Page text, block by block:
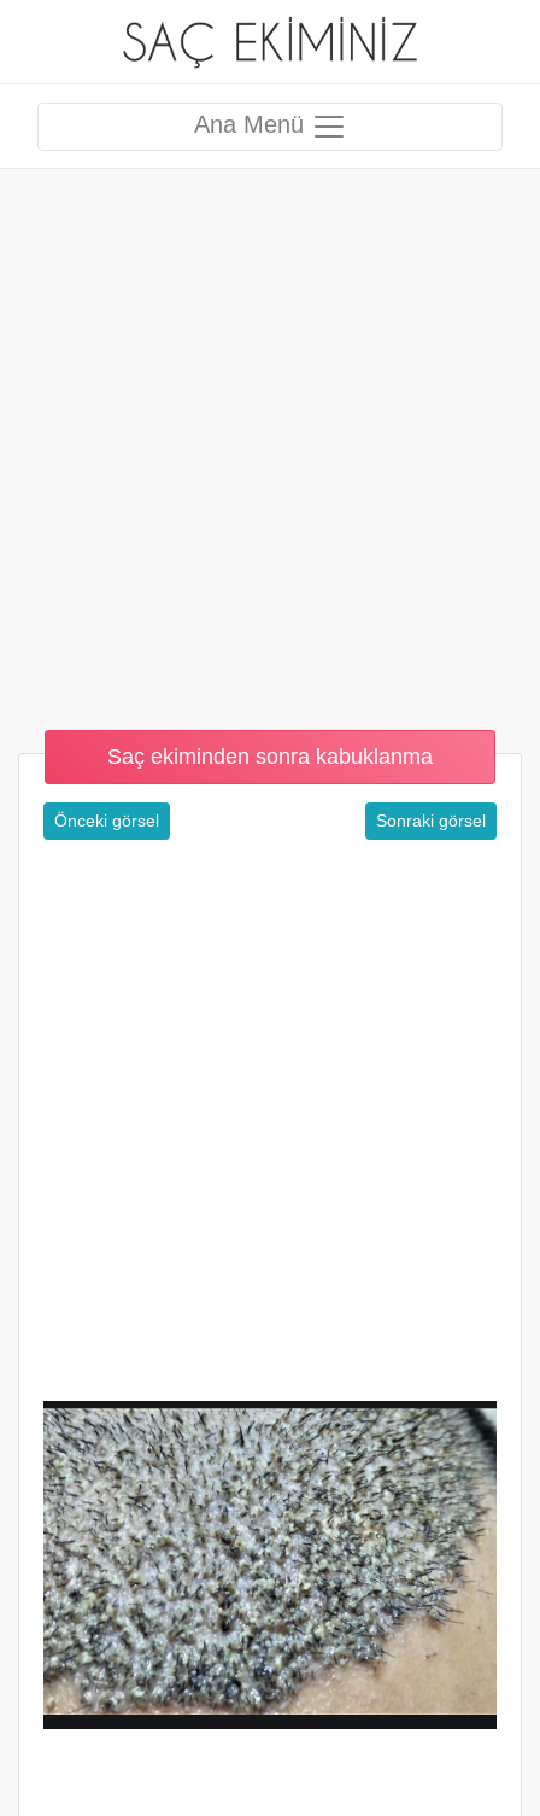
Ana Menü
Saç ekiminden sonra kabuklanma
Önceki görsel Sonraki görsel